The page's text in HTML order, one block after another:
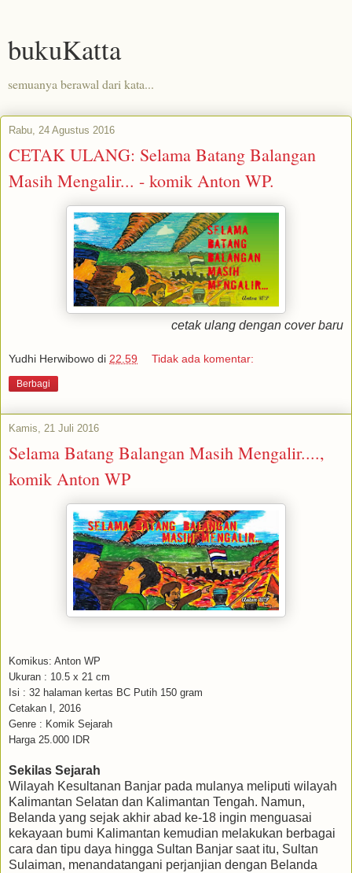
bukuKatta
semuanya berawal dari kata...
Rabu, 24 Agustus 2016
CETAK ULANG: Selama Batang Balangan
Masih Mengalir... - komik Anton WP.
cetak ulang dengan cover baru
Yudhi Herwibowo di 22.59 Tidak ada komentar:
Berbagi
Kamis, 21 Juli 2016
Selama Batang Balangan Masih Mengalir....,
komik Anton WP
Komikus: Anton WP
Ukuran : 10.5 x 21 cm
Isi : 32 halaman kertas BC Putih 150 gram
Cetakan I, 2016
Genre : Komik Sejarah
Harga 25.000 IDR
Sekilas Sejarah
Wilayah Kesultanan Banjar pada mulanya meliputi wilayah
Kalimantan Selatan dan Kalimantan Tengah. Namun,
Belanda yang sejak akhir abad ke-18 ingin menguasai
kekayaan bumi Kalimantan kemudian melakukan berbagai
cara dan tipu daya hingga Sultan Banjar saat itu, Sultan
Sulaiman, menandatangani perjanjian dengan Belanda